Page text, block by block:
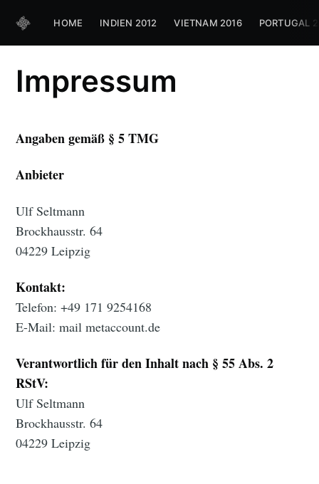
HOME INDIEN 2012 VIETNAM 2016 PORTUGAL
Impressum
Angaben gemäß § 5 TMG
Anbieter
Ulf Seltmann
Brockhausstr. 64
04229 Leipzig
Kontakt:
Telefon: +49 171 9254168
E-Mail: mailmetaccount.de
Verantwortlich für den Inhalt nach § 55 Abs. 2
RStV:
Ulf Seltmann
Brockhausstr. 64
04229 Leipzig